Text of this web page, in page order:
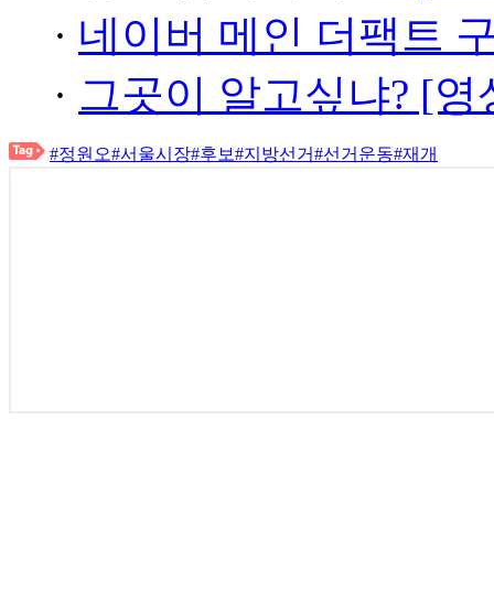
· 네이버 메인 더팩트
· 그곳이 알고싶냐? [
#정원오#서울시장#후보#지방선거#선거운동#재개